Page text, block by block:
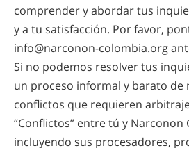
comprender y abordar tus
y a tu satisfacción. Por favor,
info@narconon-colombia.org
Si no podemos resolver tus
un proceso informal y barato de
conflictos que requieren
“Conflictos” entre tú y Narconon
incluyendo sus procesadores,